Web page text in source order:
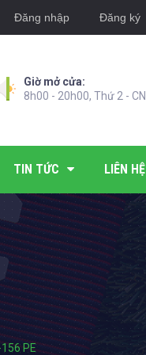
Đăng nhập Đăng ký
Giờ mở cửa:
8h00 - 20h00, Thứ 2 - CN
TIN TỨC LIÊN HỆ
PE